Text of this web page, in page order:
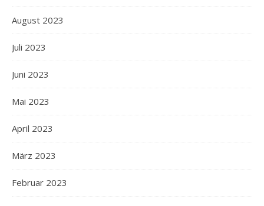
August 2023
Juli 2023
Juni 2023
Mai 2023
April 2023
März 2023
Februar 2023